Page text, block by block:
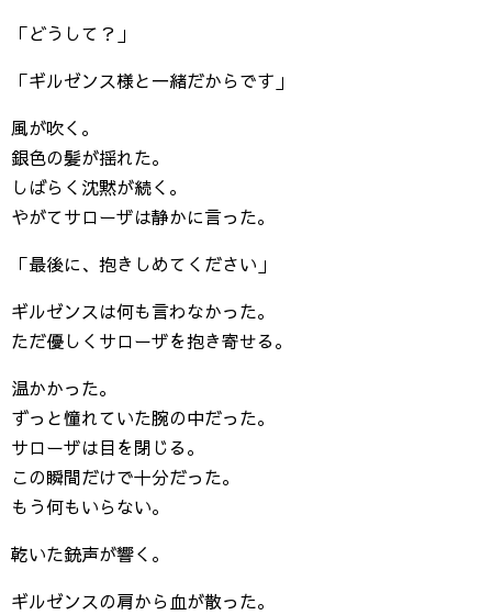
「どうして？」
「ギルゼンス様と一緒だからです」
風が吹く。
銀色の髪が揺れた。
しばらく沈黙が続く。
やがてサローザは静かに言った。
「最後に、抱きしめてください」
ギルゼンスは何も言わなかった。
ただ優しくサローザを抱き寄せる。
温かかった。
ずっと憧れていた腕の中だった。
サローザは目を閉じる。
この瞬間だけで十分だった。
もう何もいらない。
乾いた銃声が響く。
ギルゼンスの肩から血が散った。